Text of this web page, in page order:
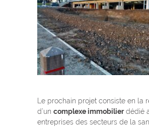
Le prochain projet consiste en la
d’un complexe immobilierdédié
entreprises des secteurs de la